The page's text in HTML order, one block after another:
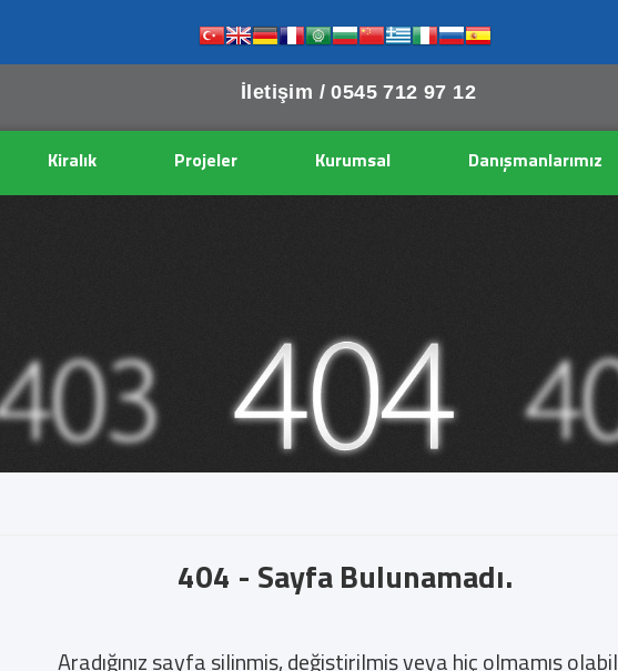
İletişim /0545 712 97 12
Kiralık Projeler Kurumsal Danışmanlarımız
404 - Sayfa Bulunamadı.
Aradığınız sayfa silinmiş, değiştirilmiş veya hiç olmamış